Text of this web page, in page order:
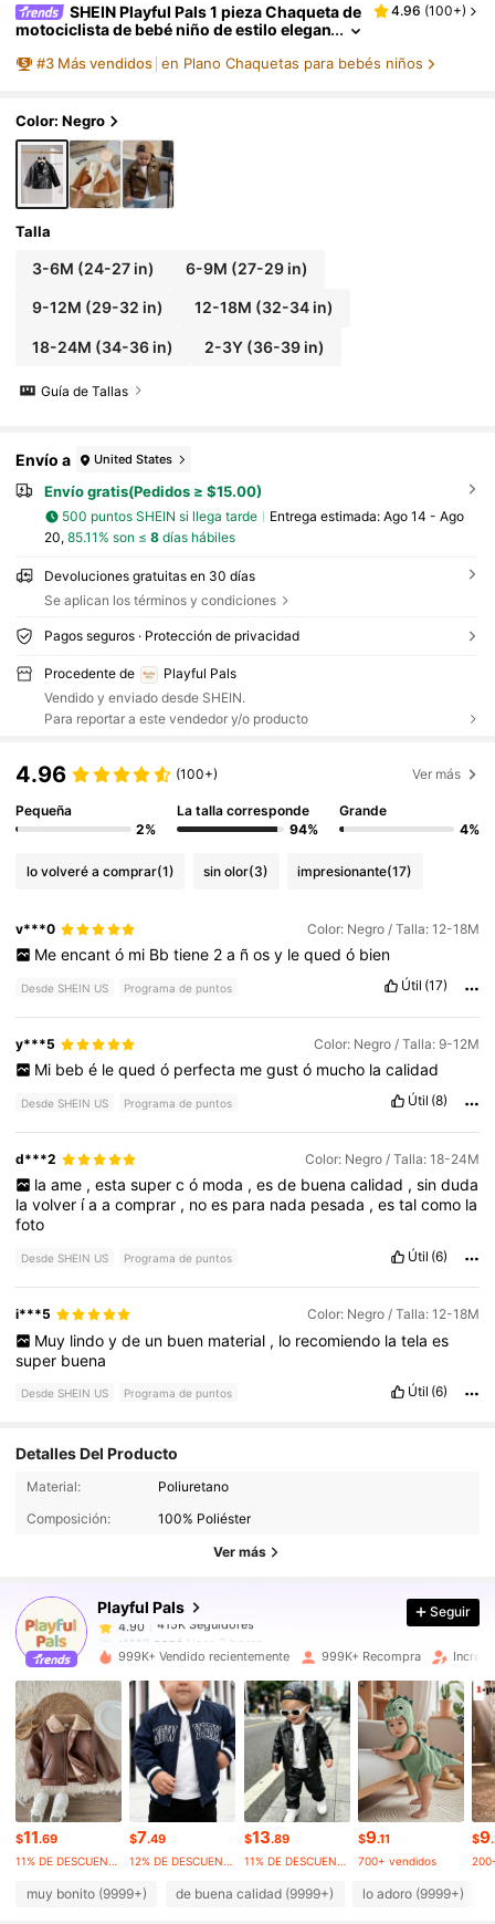
SHEIN Playful Pals 1 pieza Chaqueta de
motociclista de bebé niño de estilo elegan
o, vida callejera casual, moda gráfica callejer
4.96 (100+)
#3 Más vendidos en Plano Chaquetas para bebés niños
Color: Negro
Talla
3-6M (24-27 in) 6-9M (27-29 in)
9-12M (29-32 in) 12-18M (32-34 in)
18-24M (34-36 in) 2-3Y (36-39 in)
Guía de Tallas
Envío a United States
Envío gratis(Pedidos ≥ $15.00)
500 puntos SHEIN si llega tarde Entrega estimada: Ago 14 - Ago
20, 85.11% son ≤ 8días hábiles
Devoluciones gratuitas en 30 días
Se aplican los términos y condiciones
Pagos seguros · Protección de privacidad
Procedente de
Playful Pals
Vendido y enviado desde SHEIN.
Para reportar a este vendedor y/o producto
4.96 (100+) Ver más
Pequeña
2%
La talla corresponde
94%
Grande
4%
lo volveré a comprar(1) sin olor(3) impresionante(17)
v***0 Color: Negro / Talla: 12-18M
Me encant ó mi Bb tiene 2 a ñ os y le qued ó bien
Desde SHEIN US Programa de puntos Útil (17)
y***5 Color: Negro / Talla: 9-12M
Mi beb é le qued ó perfecta me gust ó mucho la calidad
Desde SHEIN US Programa de puntos Útil (8)
d***2 Color: Negro / Talla: 18-24M
la ame , esta super c ó moda , es de buena calidad , sin duda
lavolver íaacomprar , noes para nada pesada ,estalcomo la
foto
Desde SHEIN US Programa de puntos Útil (6)
i***5 Color: Negro / Talla: 12-18M
Muy lindo y de un buen material , lo recomiendo la tela es
super buena
Desde SHEIN US Programa de puntos Útil (6)
Detalles Del Producto
Material:
Poliuretano
Composición:
100% Poliéster
Ver más
Playful Pals
415K Seguidores
4.90
415K Seguidores
r***0
pagó Hace 3 horas
4.90 415K Seguidores
4.90 415K Seguidores
4.90 415K Seguidores
4.90 415K Seguidores
Seguir
999K+ Vendido recientemente 999K+ Recompra
$11.69
11% DE DESCUENTO
$7.49
12% DE DESCUENTO
$13.89
11% DE DESCUENTO
$9.11
700+ vendidos
$9
muy bonito (9999+) de buena calidad (9999+) lo adoro (9999+)